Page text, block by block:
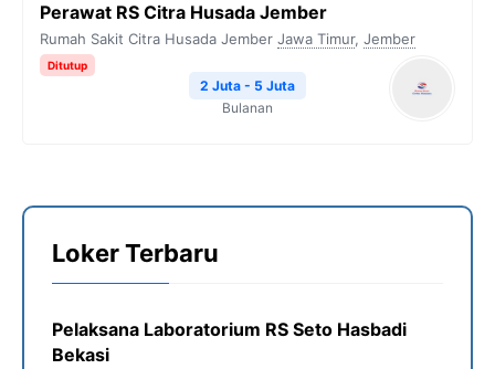
Perawat RS Citra Husada Jember
Rumah Sakit Citra Husada Jember Jawa Timur, Jember
Ditutup
2 Juta - 5 Juta
Bulanan
Loker Terbaru
Pelaksana Laboratorium RS Seto Hasbadi
Bekasi